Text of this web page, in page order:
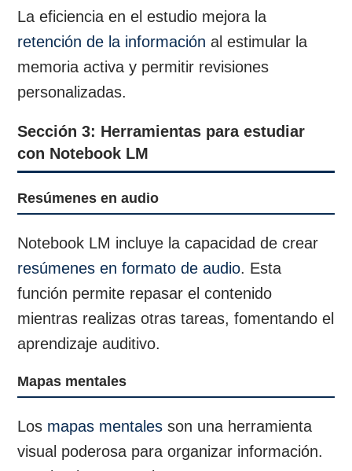
La eficiencia en el estudio mejora la
retención de la información al estimular la
memoria activa y permitir revisiones
personalizadas.
Sección 3: Herramientas para estudiar
con Notebook LM
Resúmenes en audio
Notebook LM incluye la capacidad de crear
resúmenes en formato de audio. Esta
función permite repasar el contenido
mientras realizas otras tareas, fomentando el
aprendizaje auditivo.
Mapas mentales
Los mapas mentales son una herramienta
visual poderosa para organizar información.